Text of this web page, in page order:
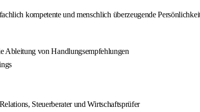
kompetente und menschlich überzeugende
Ableitung von Handlungsempfehlungen
Steuerberater und Wirtschaftsprüfer